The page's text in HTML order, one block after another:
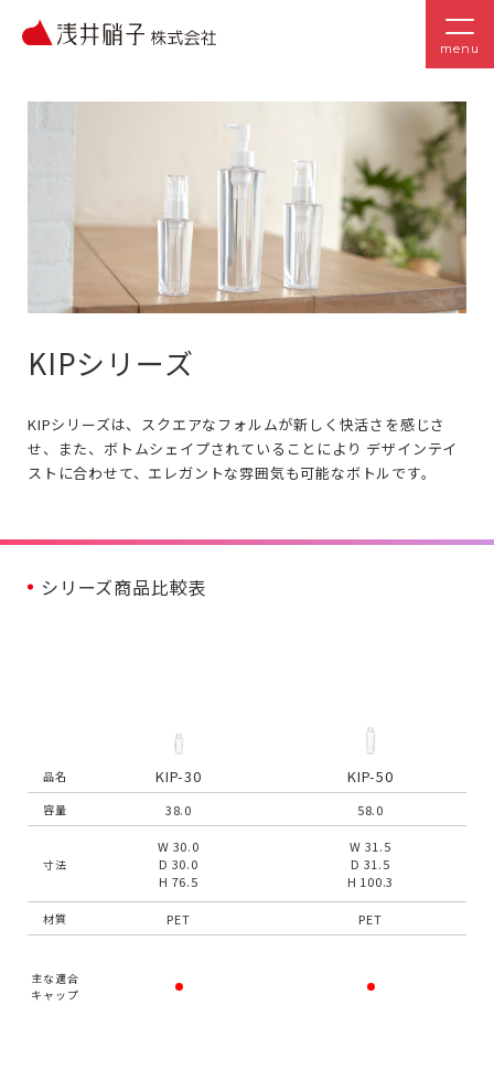
menu
KIPシリーズ
KIPシリーズは、スクエアなフォルムが新しく快活さを感じさ
せ、また、ボトムシェイプされていることにより デザインテイ
ストに合わせて、エレガントな雰囲気も可能なボトルです。
シリーズ商品比較表
品名
容量
寸法
材質
主な適合
キャップ
KIP-30
38.0
W 30.0
D 30.0
H 76.5
PET
KIP-50
58.0
W 31.5
D 31.5
H 100.3
PET